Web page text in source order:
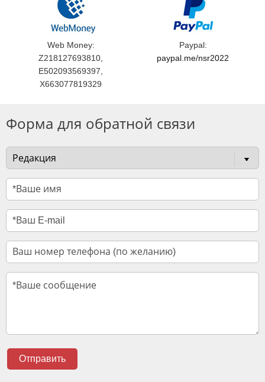
Web Money:
Z218127693810,
E502093569397,
X663077819329
Paypal:
paypal.me/nsr2022
Форма для обратной связи
Отправить